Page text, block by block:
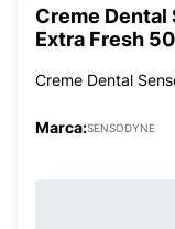
Creme Dental
Extra Fresh
Creme Dental
Marca:SENSODYNE